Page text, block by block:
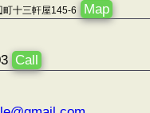
町十三軒屋145-6 Map
Call